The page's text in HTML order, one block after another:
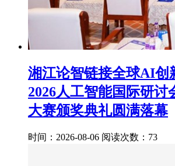
湘江论智链接全球AI
2026人工智能国际研讨
大赛颁奖典礼圆满落幕
时间：2026-08-06 阅读次数：73